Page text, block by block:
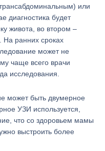
или
диагностика будет
живота, во втором –
На ранних сроках
может не
чаще всего врачи
исследования.
может быть двумерное
УЗИ используется,
что со здоровьем мамы
выстроить более